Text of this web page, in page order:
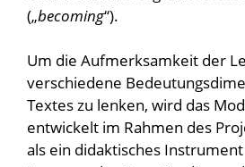
(„becoming“).
Um die Aufmerksamkeit der
verschiedene
Textes zu lenken, wird das
entwickelt im Rahmen des
als ein didaktisches